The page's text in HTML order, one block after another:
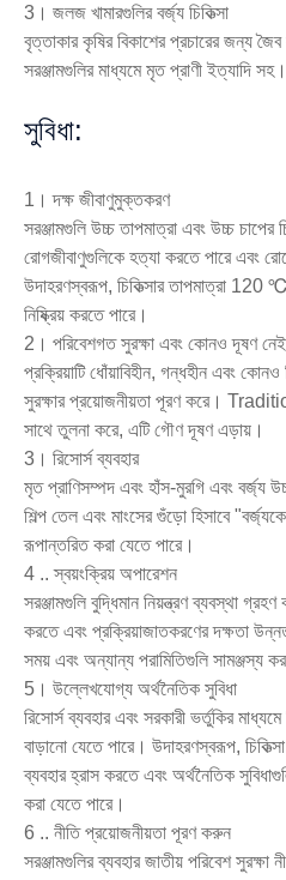
3। জলজ খামারগুলির বর্জ্য চিকিত্সা
বৃত্তাকার কৃষির বিকাশের প্রচারের জন্য জৈব
সরঞ্জামগুলির মাধ্যমে মৃত প্রাণী ইত্যাদি সহ।
সুবিধা:
1। দক্ষ জীবাণুমুক্তকরণ
সরঞ্জামগুলি উচ্চ তাপমাত্রা এবং উচ্চ চাপের
রোগজীবাণুগুলিকে হত্যা করতে পারে এবং
উদাহরণস্বরূপ, চিকিত্সার তাপমাত্রা 120 ℃
নিষ্ক্রিয় করতে পারে।
2। পরিবেশগত সুরক্ষা এবং কোনও দূষণ নেই
প্রক্রিয়াটি ধোঁয়াবিহীন, গন্ধহীন এবং
সুরক্ষার প্রয়োজনীয়তা পূরণ করে।
সাথে তুলনা করে, এটি গৌণ দূষণ এড়ায়।
3। রিসোর্স ব্যবহার
মৃত প্রাণিসম্পদ এবং হাঁস-মুরগি এবং বর্জ্য
শিল্প তেল এবং মাংসের গুঁড়ো হিসাবে
রূপান্তরিত করা যেতে পারে।
4 .. স্বয়ংক্রিয় অপারেশন
সরঞ্জামগুলি বুদ্ধিমান নিয়ন্ত্রণ ব্যবস্থা
করতে এবং প্রক্রিয়াজাতকরণের দক্ষতা
সময় এবং অন্যান্য পরামিতিগুলি সামঞ্জস্য
5। উল্লেখযোগ্য অর্থনৈতিক সুবিধা
রিসোর্স ব্যবহার এবং সরকারী ভর্তুকির
বাড়ানো যেতে পারে। উদাহরণস্বরূপ,
ব্যবহার হ্রাস করতে এবং অর্থনৈতিক
করা যেতে পারে।
6 .. নীতি প্রয়োজনীয়তা পূরণ করুন
সরঞ্জামগুলির ব্যবহার জাতীয় পরিবেশ